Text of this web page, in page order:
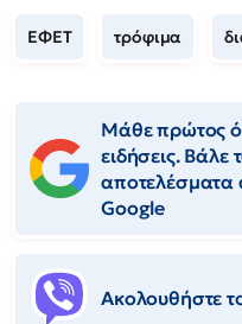
ΕΦΕΤ τρόφιμα
Μάθε πρώτος
ειδήσεις.
αποτελέσματα
Google
Ακολουθήστε